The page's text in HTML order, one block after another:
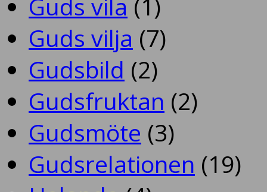
Guds vilja (7)
Gudsbild (2)
Gudsfruktan (2)
Gudsmöte (3)
Gudsrelationen (19)